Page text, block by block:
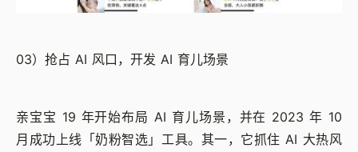
03）抢占 AI 风口，开发 AI 育儿场景
亲宝宝 19 年开始布局 AI 育儿场景，并在 2023 年 10
月成功上线 「奶粉智选 」 工具。其一，它抓住 AI 大热风